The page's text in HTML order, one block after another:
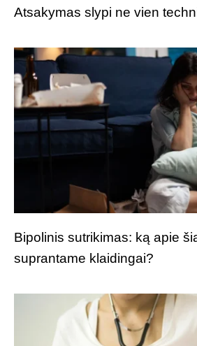
Atsakymas slypi ne vien
Bipolinis sutrikimas: ką apie
suprantame klaidingai?